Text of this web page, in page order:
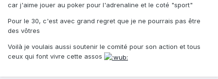
car j'aime jouer au poker pour l'adrenaline et le coté "sport"
Pour le 30, c'est avec grand regret que je ne pourrais pas être
des vôtres
Voilà je voulais aussi soutenir le comité pour son action et tous
ceux qui font vivre cette assos